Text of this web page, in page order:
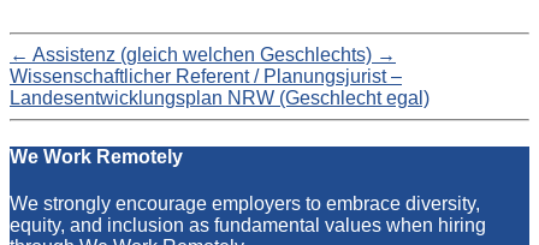
← Assistenz (gleich welchen Geschlechts) →
Wissenschaftlicher Referent / Planungsjurist –
Landesentwicklungsplan NRW (Geschlecht egal)
We Work Remotely
We strongly encourage employers to embrace diversity,
equity, and inclusion as fundamental values when hiring